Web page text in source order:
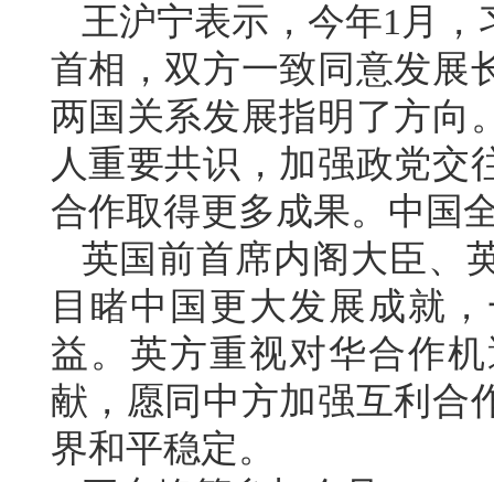
王沪宁表示，今年1月
首相，双方一致同意发展
两国关系发展指明了方向
人重要共识，加强政党交
合作取得更多成果。中国
英国前首席内阁大臣、
目睹中国更大发展成就
益。英方重视对华合作
献，愿同中方加强互利合
界和平稳定。